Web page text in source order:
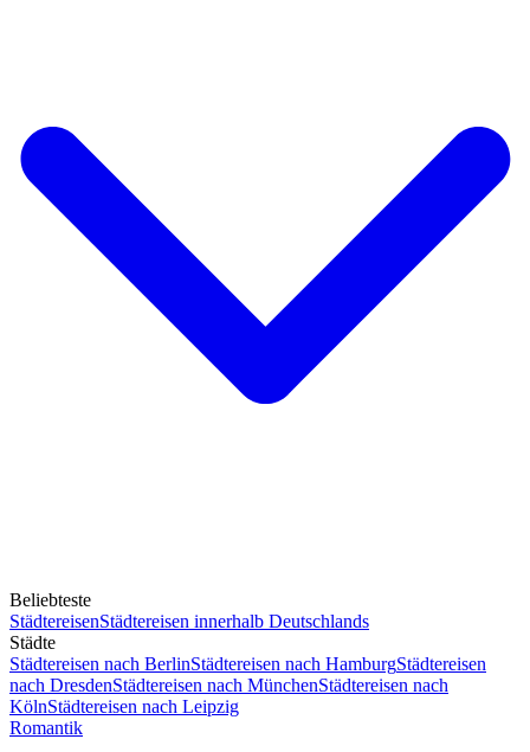
Beliebteste
StädtereisenStädtereisen innerhalb Deutschlands
Städte
Städtereisen nach BerlinStädtereisen nach HamburgStädtereisen
nach DresdenStädtereisen nach MünchenStädtereisen nach
KölnStädtereisen nach Leipzig
Romantik